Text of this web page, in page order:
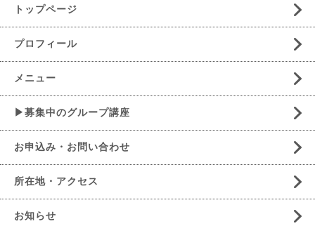
トップページ
プロフィール
メニュー
▶募集中のグループ講座
お申込み・お問い合わせ
所在地・アクセス
お知らせ